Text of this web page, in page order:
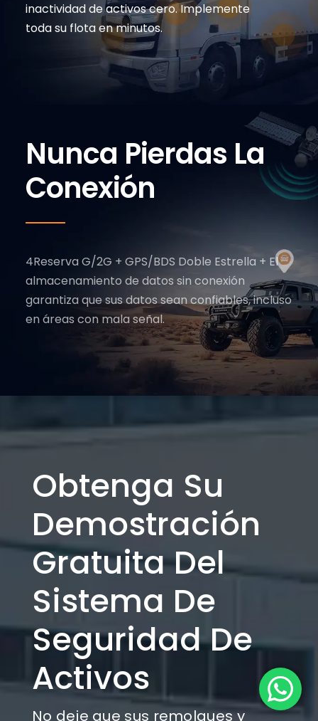
inactividad de activos cero. Implemente
toda su flota en minutos.
Nunca Pierdas La
Conexión
4Reserva G/2G + GPS/BDS Doble Estrella + El
almacenamiento de datos sin conexión
garantiza que sus datos sean confiables, incluso
en áreas con mala señal.
Obtenga Su
Demostración
Gratuita Del
Sistema De
Seguridad De
Activos
No deje que sus remolques y